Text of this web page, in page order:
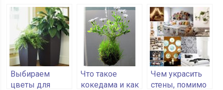
интерьере
детской
и отличия
журнального
столика
Выбираем
цветы для
Что такое
кокедама и как
Чем украсить
стены, помимо